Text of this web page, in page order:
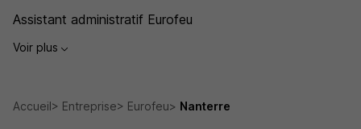
Assistant administratif Eurofeu
Voir plus
Accueil Entreprise Eurofeu Nanterre